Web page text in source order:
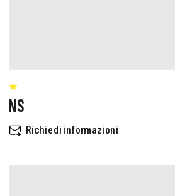
NS
Richiedi informazioni